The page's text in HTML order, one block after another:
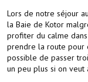
Lors de notre séjour
la Baie de Kotor
profiter du calme
prendre la route pour
possible de passer
un peu plus si on